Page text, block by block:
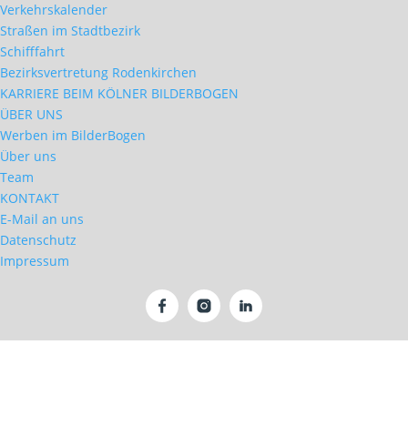
Verkehrskalender
Straßen im Stadtbezirk
Schifffahrt
Bezirksvertretung Rodenkirchen
KARRIERE BEIM KÖLNER BILDERBOGEN
ÜBER UNS
Werben im BilderBogen
Über uns
Team
KONTAKT
E-Mail an uns
Datenschutz
Impressum